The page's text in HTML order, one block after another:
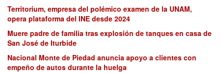
Territorium, empresa del polémico examen de la UNAM,
opera plataforma del INE desde 2024
Muere padre de familia tras explosión de tanques en casa de
San José de Iturbide
Nacional Monte de Piedad anuncia apoyo a clientes con
empeño de autos durante la huelga